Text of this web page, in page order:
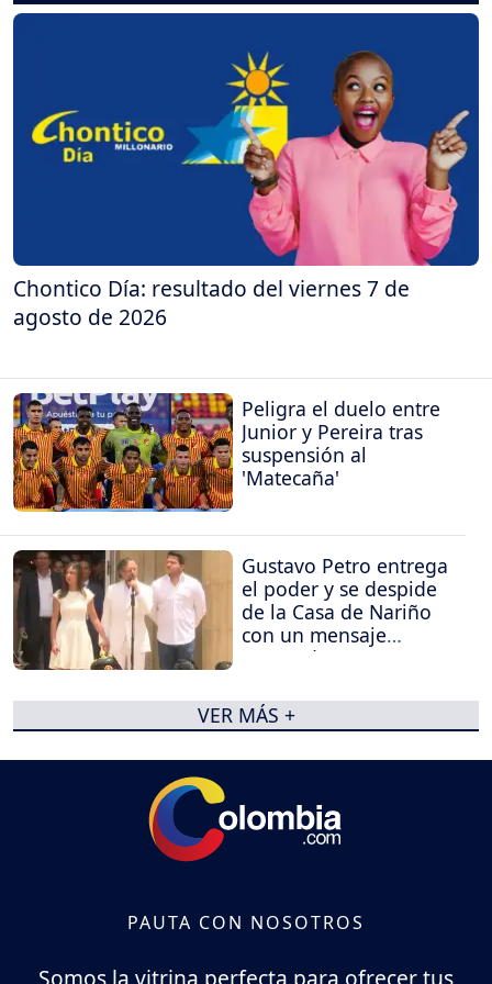
Chontico Día: resultado del viernes 7 de
agosto de 2026
Peligra el duelo entre
Junior y Pereira tras
suspensión al
'Matecaña'
Gustavo Petro entrega
el poder y se despide
de la Casa de Nariño
con un mensaje
contundente
VER MÁS +
PAUTA CON NOSOTROS
Somos la vitrina perfecta para ofrecer tus